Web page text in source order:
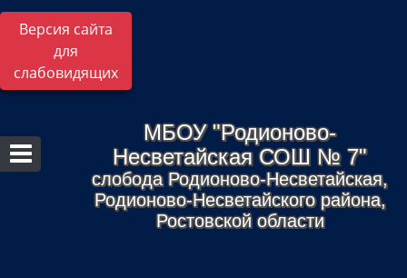
Версия сайта
для
слабовидящих
МБОУ "Родионово-
Несветайская СОШ № 7"
слобода Родионово-Несветайская,
Родионово-Несветайского района,
Ростовской области